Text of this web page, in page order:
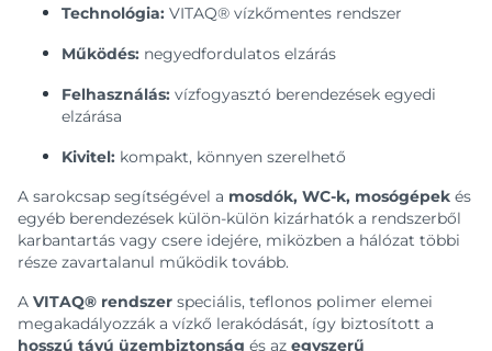
Technológia: VITAQ® vízkőmentes rendszer
Működés: negyedfordulatos elzárás
Felhasználás: vízfogyasztó berendezések egyedi
elzárása
Kivitel: kompakt, könnyen szerelhető
A sarokcsap segítségével a mosdók, WC-k, mosógépek és
egyéb berendezések külön-külön kizárhatók a rendszerből
karbantartás vagy csere idejére, miközben a hálózat többi
része zavartalanul működik tovább.
A VITAQ® rendszer speciális, teflonos polimer elemei
megakadályozzák a vízkő lerakódását, így biztosított a
hosszú távú üzembiztonság és az egyszerű